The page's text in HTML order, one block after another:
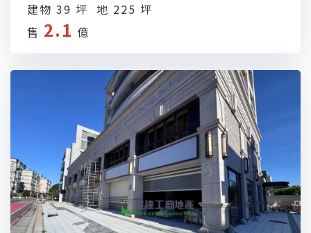
建物 39 坪 地 225 坪
售 2.1 億